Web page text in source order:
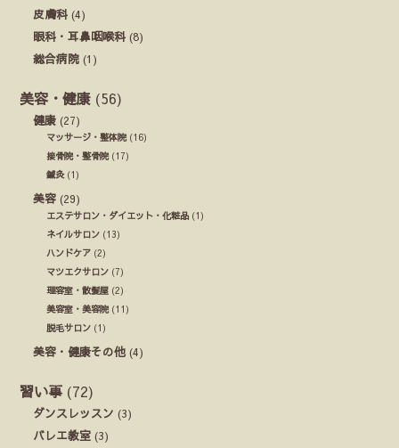
皮膚科 (4)
眼科・耳鼻咽喉科 (8)
総合病院 (1)
美容・健康 (56)
健康 (27)
マッサージ・整体院(16)
接骨院・整骨院(17)
鍼灸(1)
美容 (29)
エステサロン・ダイエット・化粧品 (1)
ネイルサロン (13)
ハンドケア (2)
マツエクサロン (7)
理容室・散髪屋 (2)
美容室・美容院(11)
脱毛サロン (1)
美容・健康その他 (4)
習い事 (72)
ダンスレッスン (3)
バレエ教室 (3)